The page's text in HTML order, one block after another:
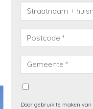
Door gebruik te maken